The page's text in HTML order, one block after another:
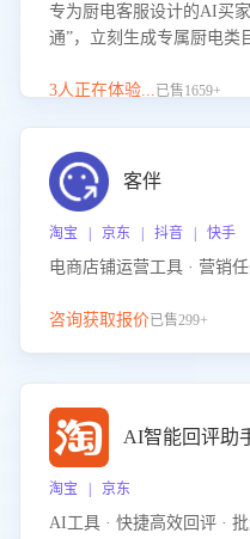
专为厨电客服设计的AI买
通”，立刻生成专属厨电类
实场景应对技巧！
3人正在体验...已售1659+
客伴
淘宝 | 京东 | 抖音 | 快手
电商店铺运营工具 · 营销
咨询获取报价已售299+
AI智能回评助
淘宝 | 京东
AI工具 · 快捷高效回评 ·